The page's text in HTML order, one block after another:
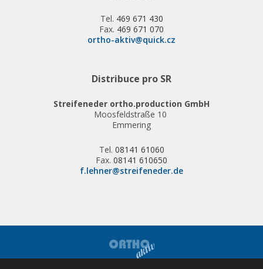
Tel. 469 671 430
Fax. 469 671 070
ortho-aktiv@quick.cz
Distribuce pro SR
Streifeneder ortho.production GmbH
Moosfeldstraße 10
Emmering
Tel. 08141 61060
Fax. 08141 610650
f.lehner@streifeneder.de